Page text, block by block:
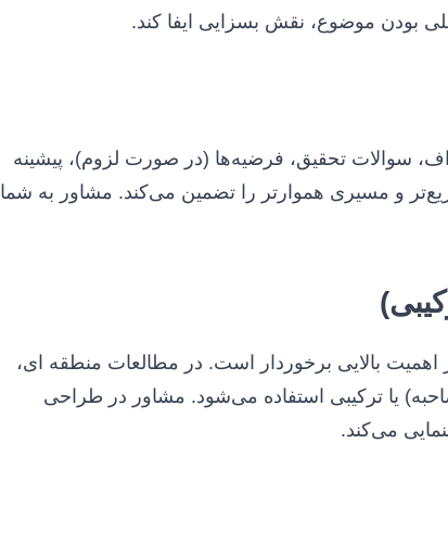
بودن موضوع، نقش بسزایی ایفا کند.
سوالات تحقیق، فرضیه‌ها (در صورت لزوم)، پیشینه
و مسیری هموارتر را تضمین می‌کند. مشاور به شما
بالایی برخوردار است. در مطالعات منطقه ای،
یا ترکیبی استفاده می‌شود. مشاور در طراحی
می‌کند.